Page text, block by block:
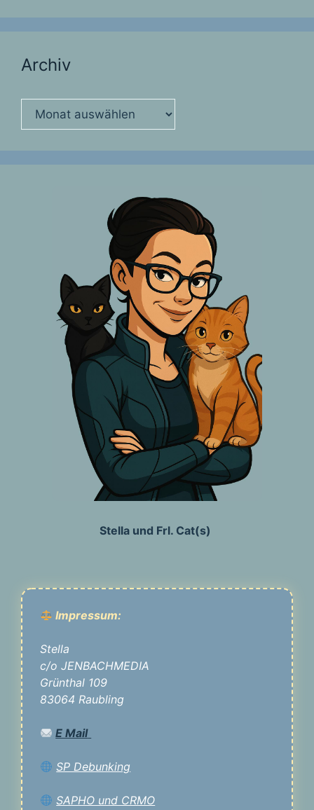
Archiv
Archiv
Stella und Frl. Cat(s)
Impressum:
Stella
c/o JENBACHMEDIA
Grünthal 109
83064 Raubling
E Mail
SP Debunking
SAPHO und CRMO